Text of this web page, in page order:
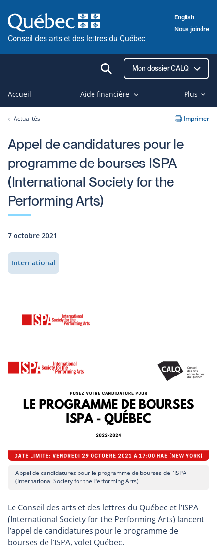
au
contenu
Conseil des arts et des lettres du Québec
English
Nous joindre
Ouvrir
la
recherche
Mon dossier CALQ
Accueil Aide financière Plus
Actualités Imprimer
Appel de candidatures pour le
programme de bourses ISPA
(International Society for the
Performing Arts)
7 octobre 2021
International
Appel de candidatures pour le programme de bourses de l'ISPA
(International Society for the Performing Arts)
Le Conseil des arts et des lettres du Québec et l’ISPA
(International Society for the Performing Arts) lancent
l’appel de candidatures pour le programme de
bourses de l’ISPA, volet Québec.